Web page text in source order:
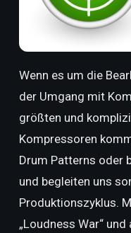
Wenn es um die
der Umgang mit
größten und
Kompressoren
Drum Patterns oder
und begleiten uns
Produktionszyklus.
„Loudness War“